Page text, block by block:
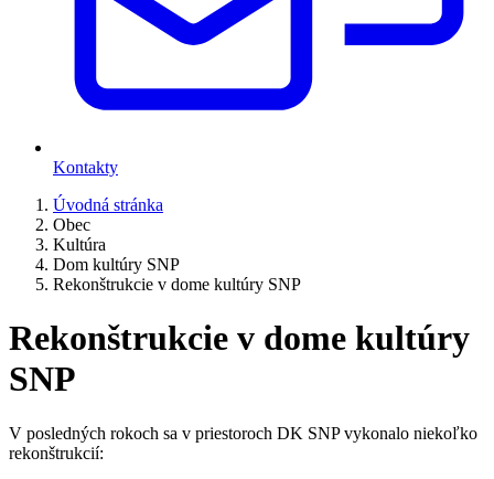
Kontakty
Úvodná stránka
Obec
Kultúra
Dom kultúry SNP
Rekonštrukcie v dome kultúry SNP
Rekonštrukcie v dome kultúry
SNP
V posledných rokoch sa v priestoroch DK SNP vykonalo niekoľko
rekonštrukcií: